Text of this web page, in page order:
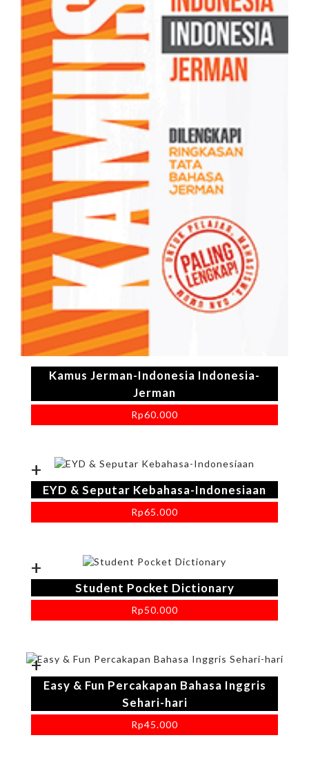
Kamus Jerman-Indonesia Indonesia-
Jerman
Rp60.000
+
EYD & Seputar Kebahasa-Indonesiaan
Rp65.000
+
Student Pocket Dictionary
Rp50.000
+
Easy & Fun Percakapan Bahasa Inggris
Sehari-hari
Rp45.000